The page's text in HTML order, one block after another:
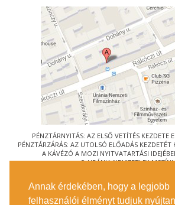
Annak érdekében, hogy a legjobb
felhasználói élményt tudjuk
PÉNZTÁRNYITÁS: AZ ELSŐ VETÍTÉS KEZDETE
PÉNZTÁRZÁRÁS: AZ UTOLSÓ ELŐADÁS KEZDETÉT
A KÁVÉZÓ A MOZI NYITVATARTÁSI
© URÁNIA NEMZETI
1088 BUDAPEST, RÁKÓCZI ÚT